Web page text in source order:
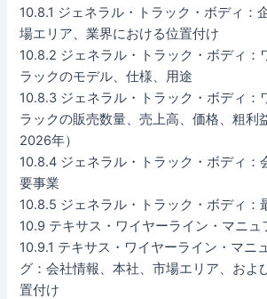
10.8.1 ジェネラル・トラック・ボディ：
場エリア、業界における位置付け
10.8.2 ジェネラル・トラック・ボディ：
ラックのモデル、仕様、用途
10.8.3 ジェネラル・トラック・ボディ：
ラックの販売数量、売上高、価格、粗利
2026年）
10.8.4 ジェネラル・トラック・ボディ：
要事業
10.8.5 ジェネラル・トラック・ボディ：
10.9 テキサス・ワイヤーライン・マニ
10.9.1 テキサス・ワイヤーライン・マニ
グ：会社情報、本社、市場エリア、およ
置付け